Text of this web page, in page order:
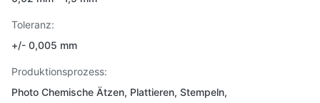
Toleranz:
+/- 0,005 mm
Produktionsprozess:
Photo Chemische Ätzen, Plattieren, Stempeln,